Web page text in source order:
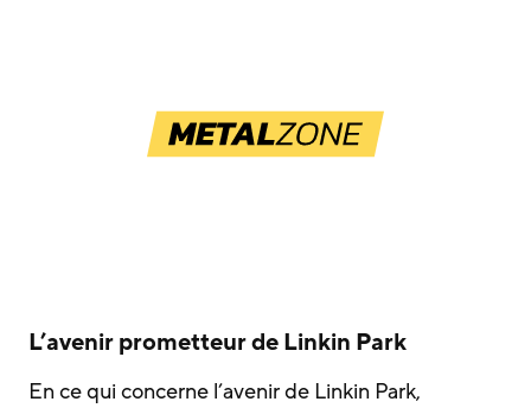
L’avenir prometteur de Linkin Park
En ce qui concerne l’avenir de Linkin Park,